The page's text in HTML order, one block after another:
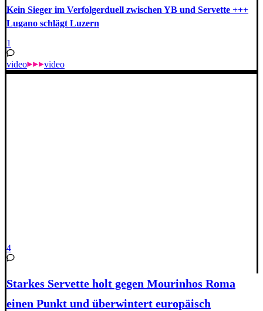
Kein Sieger im Verfolgerduell zwischen YB und Servette +++
Lugano schlägt Luzern
1
video video
4
Starkes Servette holt gegen Mourinhos Roma
einen Punkt und überwintert europäisch